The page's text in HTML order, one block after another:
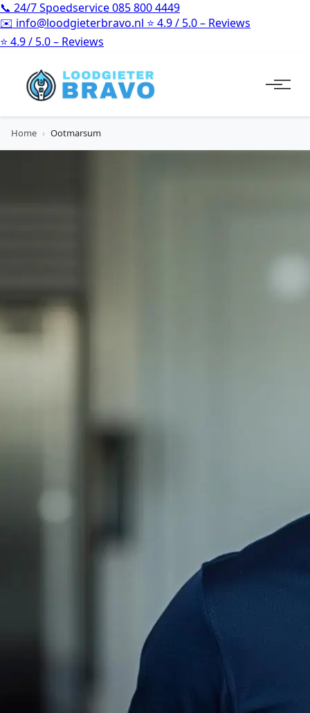
📞 24/7 Spoedservice085 800 4449
✉️ info@loodgieterbravo.nl ⭐ 4.9 / 5.0 – Reviews
⭐ 4.9 / 5.0 – Reviews
Home › Ootmarsum